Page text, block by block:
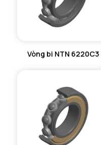
Vòng bi NTN 6220C3